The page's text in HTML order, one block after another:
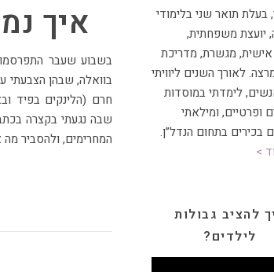
איך
בשבוע שעבר התפרסמו שתי כתבות שלי בנושא החרם, האחת במאקו והשנייה
בוואלה, שבהן הצבעתי
חרם (הלינקים בפיד
שבה נגעתי בקצרה
המחרימים, ולהסביר מה
בעלת תואר שני בלימודי
יועצת משפחתית,
מגשרת, מדריכת
.לאורך השנים ליוויתי
לימדתי במוסדות
ופרטיים, ומילאתי
בכירים בתחום הנדל”ן.
>
להציב גבולות
לילדים?